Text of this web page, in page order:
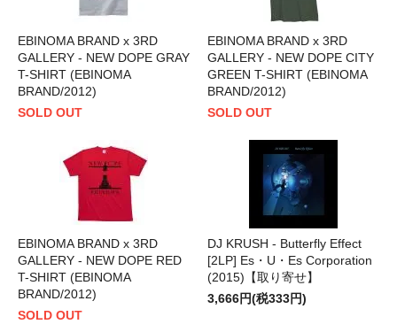
EBINOMA BRAND x 3RD
GALLERY - NEW DOPE GRAY
T-SHIRT (EBINOMA
BRAND/2012)
SOLD OUT
EBINOMA BRAND x 3RD
GALLERY - NEW DOPE CITY
GREEN T-SHIRT (EBINOMA
BRAND/2012)
SOLD OUT
EBINOMA BRAND x 3RD
GALLERY - NEW DOPE RED
T-SHIRT (EBINOMA
BRAND/2012)
SOLD OUT
DJ KRUSH - Butterfly Effect
[2LP] Es・U・Es Corporation
(2015)【取り寄せ】
3,666円(税333円)